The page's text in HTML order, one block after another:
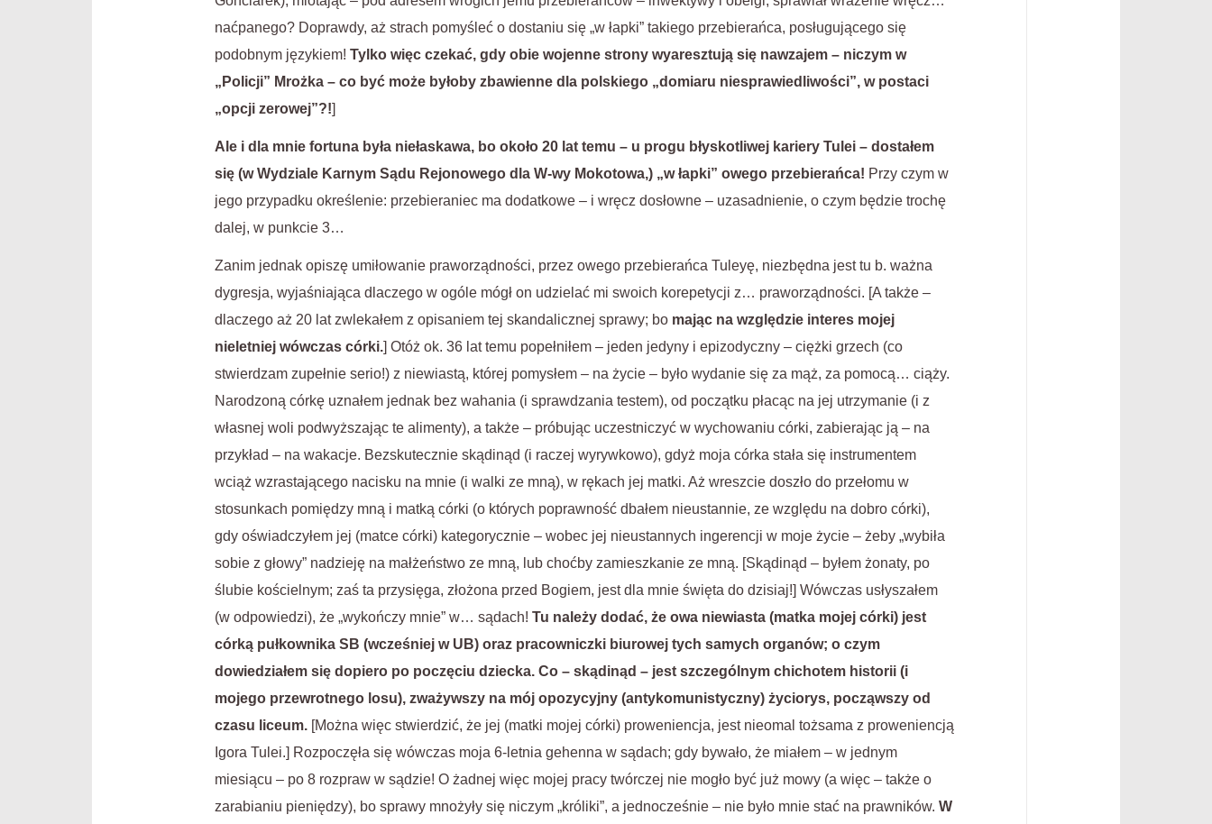
naćpanego? Doprawdy, aż strach pomyśleć o dostaniu się „w łapki” takiego przebierańca, posługującego się
podobnym językiem! Tylko więc czekać, gdy obie wojenne strony wyaresztują się nawzajem – niczym w
„Policji” Mrożka – co być może byłoby zbawienne dla polskiego „domiaru niesprawiedliwości”, w postaci
„opcji zerowej”?!]
Ale i dla mnie fortuna była niełaskawa, bo około 20 lat temu – u progu błyskotliwej kariery Tulei – dostałem
się (w Wydziale Karnym Sądu Rejonowego dla W-wy Mokotowa,) „w łapki” owego przebierańca! Przy czym w
jego przypadku określenie: przebieraniec ma dodatkowe – i wręcz dosłowne – uzasadnienie, o czym będzie trochę
dalej, w punkcie 3…
Zanim jednak opiszę umiłowanie praworządności, przez owego przebierańca Tuleyę, niezbędna jest tu b. ważna
dygresja, wyjaśniająca dlaczego w ogóle mógł on udzielać mi swoich korepetycji z… praworządności. [A także –
dlaczego aż 20 lat zwlekałem z opisaniem tej skandalicznej sprawy; bo mając na względzie interes mojej
nieletniej wówczas córki.] Otóż ok. 36 lat temu popełniłem – jeden jedyny i epizodyczny – ciężki grzech (co
stwierdzam zupełnie serio!) z niewiastą, której pomysłem – na życie – było wydanie się za mąż, za pomocą… ciąży.
Narodzoną córkę uznałem jednak bez wahania (i sprawdzania testem), od początku płacąc na jej utrzymanie (i z
własnej woli podwyższając te alimenty), a także – próbując uczestniczyć w wychowaniu córki, zabierając ją – na
przykład – na wakacje. Bezskutecznie skądinąd (i raczej wyrywkowo), gdyż moja córka stała się instrumentem
wciąż wzrastającego nacisku na mnie (i walki ze mną), w rękach jej matki. Aż wreszcie doszło do przełomu w
stosunkach pomiędzy mną i matką córki (o których poprawność dbałem nieustannie, ze względu na dobro córki),
gdy oświadczyłem jej (matce córki) kategorycznie – wobec jej nieustannych ingerencji w moje życie – żeby „wybiła
sobie z głowy” nadzieję na małżeństwo ze mną, lub choćby zamieszkanie ze mną. [Skądinąd – byłem żonaty, po
ślubie kościelnym; zaś ta przysięga, złożona przed Bogiem, jest dla mnie święta do dzisiaj!] Wówczas usłyszałem
(w odpowiedzi), że „wykończy mnie” w… sądach! Tu należy dodać, że owa niewiasta (matka mojej córki) jest
córką pułkownika SB (wcześniej w UB) oraz pracowniczki biurowej tych samych organów; o czym
dowiedziałem się dopiero po poczęciu dziecka. Co – skądinąd – jest szczególnym chichotem historii (i
mojego przewrotnego losu), zważywszy na mój opozycyjny (antykomunistyczny) życiorys, począwszy od
czasu liceum. [Można więc stwierdzić, że jej (matki mojej córki) proweniencja, jest nieomal tożsama z proweniencją
Igora Tulei.] Rozpoczęła się wówczas moja 6-letnia gehenna w sądach; gdy bywało, że miałem – w jednym
miesiącu – po 8 rozpraw w sądzie! O żadnej więc mojej pracy twórczej nie mogło być już mowy (a więc – także o
zarabianiu pieniędzy), bo sprawy mnożyły się niczym „króliki”, a jednocześnie – nie było mnie stać na prawników. W